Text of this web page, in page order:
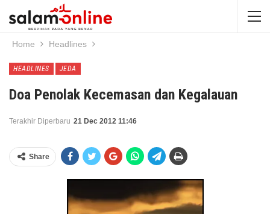
Home Headlines
HEADLINES JEDA
Doa Penolak Kecemasan dan Kegalauan
Terakhir Diperbaru 21 Dec 2012 11:46
Share